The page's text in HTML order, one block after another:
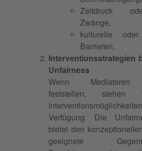
Zeitdruck
Zwänge,
kulturelle oder
Barrieren.
Interventionsstrategien
Unfairness
Wenn Mediatoren
feststellen, stehen
Verfügung. Die
bietet den
geeignete